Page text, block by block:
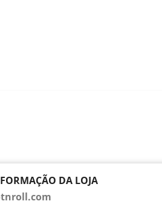
DA LOJA